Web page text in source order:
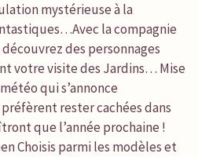
mystérieuse à la
la compagnie
des personnages
votre visite des Jardins… Mise
qui s’annonce
rester cachées dans
que l’année prochaine !
Choisis parmi les modèles et